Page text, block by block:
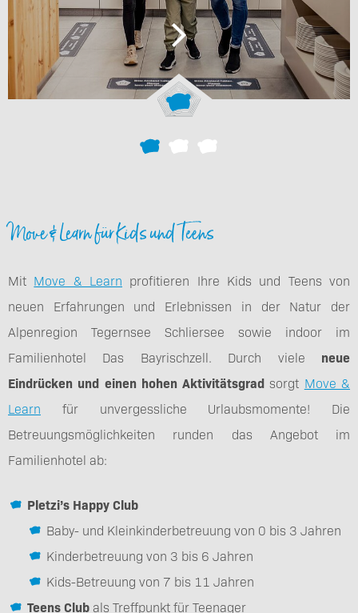
Move & Learn für Kids und Teens
Mit Move & Learn profitieren Ihre Kids und Teens von
neuen Erfahrungen und Erlebnissen in der Natur der
Alpenregion Tegernsee Schliersee sowie indoor im
Familienhotel Das Bayrischzell. Durch viele neue
Eindrücken und einen hohen Aktivitätsgrad sorgt Move &
Learn für unvergessliche Urlaubsmomente! Die
Betreuungsmöglichkeiten runden das Angebot im
Familienhotel ab:
Pletzi’s Happy Club
Baby- und Kleinkinderbetreuung von 0 bis 3 Jahren
Kinderbetreuung von 3 bis 6 Jahren
Kids-Betreuung von 7 bis 11 Jahren
Teens Clubals Treffpunkt für Teenager